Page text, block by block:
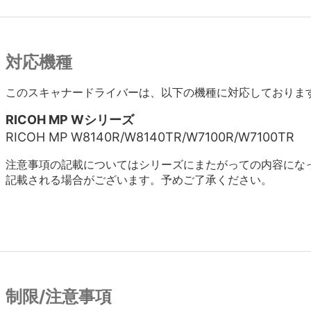
対応機種
このスキャナードライバーは、以下の機種に対応しておりま
RICOH MP Wシリーズ
RICOH MP W8140R/W8140TR/W7100R/W7100TR
注意事項の記載についてはシリーズにまたがっての内容に
記載される場合がございます。予めご了承ください。
制限/注意事項